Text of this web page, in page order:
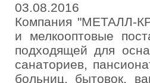
03.08.2016
Компания "МЕТАЛЛ-
и мелкооптовые
подходящей для
санаториев,
больниц, бытовок,